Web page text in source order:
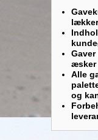
æsker
Alle
og